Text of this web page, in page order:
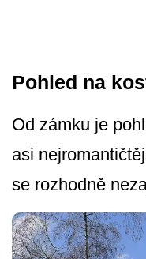
Pohled na
Od zámku je
asi
se rozhodně